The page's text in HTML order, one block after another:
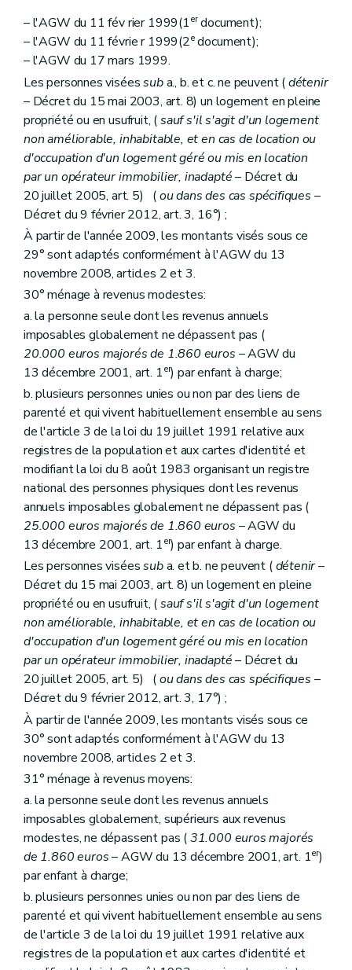
Section première Généralités
Art. 179
Section 2 Du contrat de gestion
Art. 180
Art. 181
Art. 182
Section 3 Du financement
Art. 183
Section 4 De l'administration et du contrôle
Art. 184
Art. 184bis
Art. 185
Art. 185 bis
Section 5 Du comité d'orientation du Fonds
Art. 186
Chapitre V Des pouvoirs locaux
Art. 187
Art. 188
Art. 189
Art. 190
Chapitre VI Des organismes à finalité sociale
Section première Dispositions communes
Art. 191
Art. 192
Section 2 Des dispositions spécifiques aux agences immobilières sociales
Art. 193
Art. 194
Section 3 (Des dispositions spécifiques aux régies des quartiers
Art. 195
Art. 196
Art. 197
Section 4 Des dispositions spécifiques aux associations de promotion du logement
Art. 198
Art. 199
Chapitre VII (Du Conseil supérieur du logement
Art. 200
De l'audit des acteurs locaux de la politique du logement
Art.200/1
Titre IV (Dispositions administratives et pénales
Art.200bis
Art. 200ter
Art. 201
Art. 202
Art. 202bis
Titre V Dispositions finales
Art. 203
Art. 204
Art. 205
Art.205bis
Art. 206
Art. 207
TitreVI Disposition interprétative
Art.208
Titre
Mise en œuvre des dispositions de la Directive 2006/123/CE du Parlement européen et du Conseil du 12 décembre 2006 relative aux services dans le marché intérieur
Art.209
– l'AGW du 11 fév rier 1999(1erdocument);
– l'AGW du 11 févrie r 1999(2edocument);
– l'AGW du 17 mars 1999.
Les personnes viséessuba., b. et c. ne peuvent (détenir
– Décret du 15 mai 2003, art. 8) un logement en pleine
propriété ou en usufruit, (sauf s'il s'agit d'un logement
non améliorable, inhabitable, et en cas de location ou
d'occupation d'un logement géré ou mis en location
par un opérateur immobilier, inadapté– Décret du
20 juillet 2005, art. 5) (ou dans des cas spécifiques –
Décret du 9 février 2012, art. 3, 16°) ;
À partir de l'année 2009, les montants visés sous ce
29° sont adaptés conformément à l'AGW du 13
novembre 2008, articles 2 et 3.
30° ménage à revenus modestes:
a. la personne seule dont les revenus annuels
imposables globalement ne dépassent pas (
20.000 euros majorés de 1.860 euros – AGW du
13 décembre 2001, art. 1er) par enfant à charge;
b. plusieurs personnes unies ou non par des liens de
parenté et qui vivent habituellement ensemble au sens
de l'article 3 de la loi du 19 juillet 1991 relative aux
registres de la population et aux cartes d'identité et
modifiant la loi du 8 août 1983 organisant un registre
national des personnes physiques dont les revenus
annuels imposables globalement ne dépassent pas (
25.000 euros majorés de 1.860 euros – AGW du
13 décembre 2001, art. 1er) par enfant à charge.
Les personnes viséessuba. et b. ne peuvent (détenir–
Décret du 15 mai 2003, art. 8) un logement en pleine
propriété ou en usufruit, (sauf s'il s'agit d'un logement
non améliorable, inhabitable, et en cas de location ou
d'occupation d'un logement géré ou mis en location
par un opérateur immobilier, inadapté– Décret du
20 juillet 2005, art. 5) (ou dans des cas spécifiques –
Décret du 9 février 2012, art. 3, 17°) ;
À partir de l'année 2009, les montants visés sous ce
30° sont adaptés conformément à l'AGW du 13
novembre 2008, articles 2 et 3.
31° ménage à revenus moyens:
a. la personne seule dont les revenus annuels
imposables globalement, supérieurs aux revenus
modestes, ne dépassent pas (31.000 euros majorés
de 1.860 euros– AGW du 13 décembre 2001, art. 1er)
par enfant à charge;
b. plusieurs personnes unies ou non par des liens de
parenté et qui vivent habituellement ensemble au sens
de l'article 3 de la loi du 19 juillet 1991 relative aux
registres de la population et aux cartes d'identité et